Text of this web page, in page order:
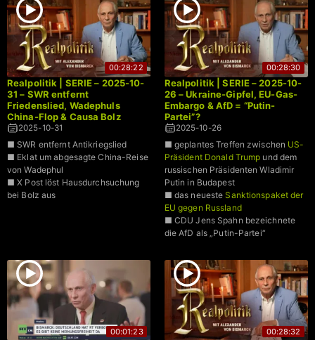
00:28:22
Realpolitik | SERIE – 2025-10-
31 – SWR entfernt
Friedenslied, Wadephuls
China-Flop & Causa Bolz
2025-10-31
■ SWR entfernt Antikriegslied
■ Eklat um abgesagte China-Reise
von Wadephul
■ X Post löst Hausdurchsuchung
bei Bolz aus
00:28:30
Realpolitik | SERIE – 2025-10-
26 – Ukraine-Gipfel, EU-Gas-
Embargo & AfD = “Putin-
Partei”?
2025-10-26
■ geplantes Treffen zwischen US-
Präsident Donald Trump und dem
russischen Präsidenten Wladimir
Putin in Budapest
■ das neueste Sanktionspaket der
EU gegen Russland
■ CDU Jens Spahn bezeichnete
die AfD als „Putin-Partei“
00:01:23 00:28:32